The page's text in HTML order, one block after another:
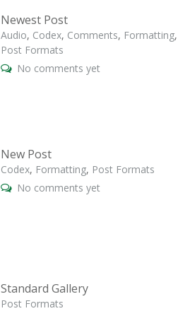
Newest Post
Audio, Codex, Comments, Formatting,
Post Formats
No comments yet
New Post
Codex, Formatting, Post Formats
No comments yet
Standard Gallery
Post Formats